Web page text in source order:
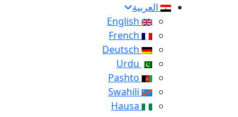
العربية